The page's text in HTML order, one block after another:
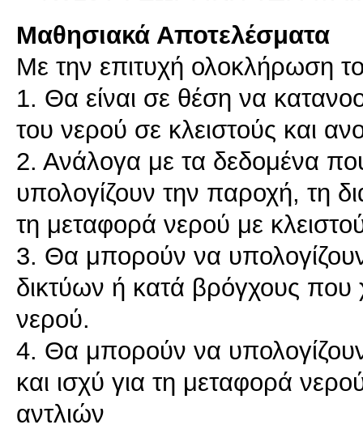
Μαθησιακά Αποτελέσματα
Με την επιτυχή ολοκλήρωση
1. Θα είναι σε θέση να
του νερού σε κλειστούς και
2. Ανάλογα με τα δεδομένα
υπολογίζουν την παροχή, τη
τη μεταφορά νερού με
3. Θα μπορούν να
δικτύων ή κατά βρόγχους που
νερού.
4. Θα μπορούν να
και ισχύ για τη μεταφορά
αντλιών